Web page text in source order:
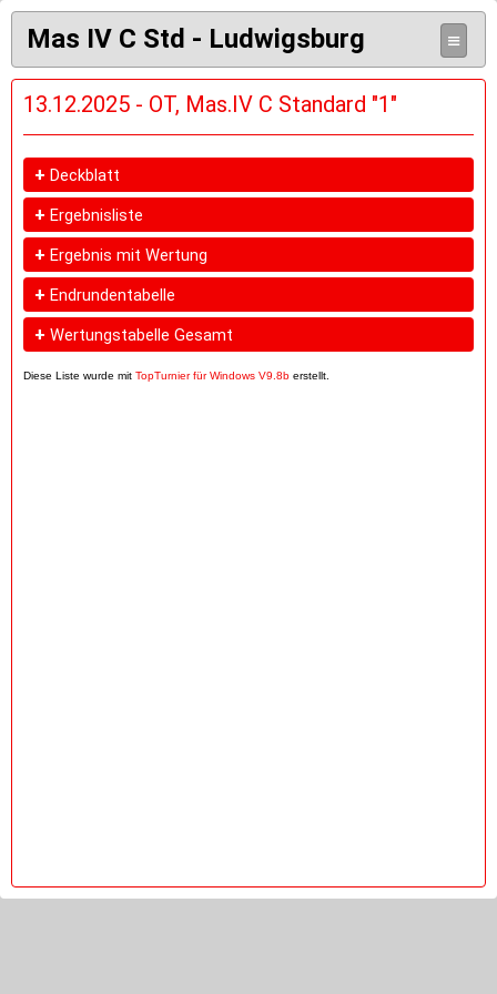
Mas IV C Std - Ludwigsburg ≡
13.12.2025 - OT, Mas.IV C Standard "1"
+ Deckblatt
+ Ergebnisliste
+ Ergebnis mit Wertung
+ Endrundentabelle
+ Wertungstabelle Gesamt
Diese Liste wurde mit TopTurnier für Windows V9.8b erstellt.